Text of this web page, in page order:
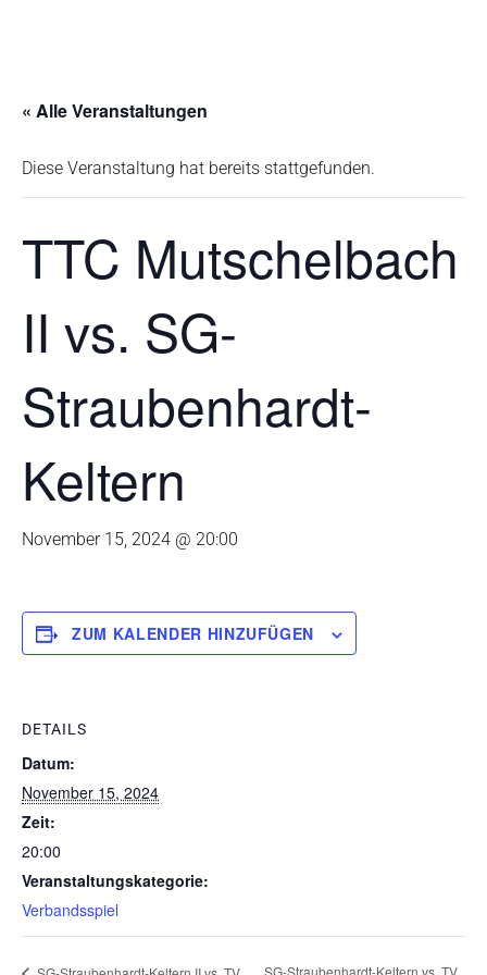
« Alle Veranstaltungen
Diese Veranstaltung hat bereits stattgefunden.
TTC Mutschelbach
II vs. SG-
Straubenhardt-
Keltern
November 15, 2024 @ 20:00
ZUM KALENDER HINZUFÜGEN
DETAILS
Datum:
November 15, 2024
Zeit:
20:00
Veranstaltungskategorie:
Verbandsspiel